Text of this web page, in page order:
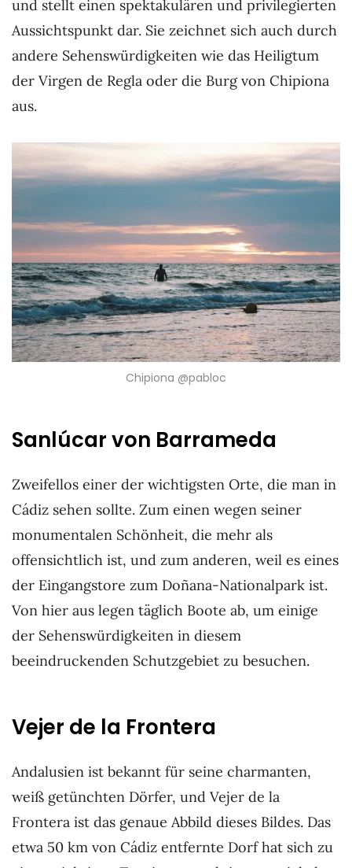
und stellt einen spektakulären und privilegierten
Aussichtspunkt dar. Sie zeichnet sich auch durch
andere Sehenswürdigkeiten wie das Heiligtum
der Virgen de Regla oder die Burg von Chipiona
aus.
Chipiona @pabloc
Sanlúcar von Barrameda
Zweifellos einer der wichtigsten Orte, die man in
Cádiz sehen sollte. Zum einen wegen seiner
monumentalen Schönheit, die mehr als
offensichtlich ist, und zum anderen, weil es eines
der Eingangstore zum Doñana-Nationalpark ist.
Von hier aus legen täglich Boote ab, um einige
der Sehenswürdigkeiten in diesem
beeindruckenden Schutzgebiet zu besuchen.
Vejer de la Frontera
Andalusien ist bekannt für seine charmanten,
weiß getünchten Dörfer, und Vejer de la
Frontera ist das genaue Abbild dieses Bildes. Das
etwa 50 km von Cádiz entfernte Dorf hat sich zu